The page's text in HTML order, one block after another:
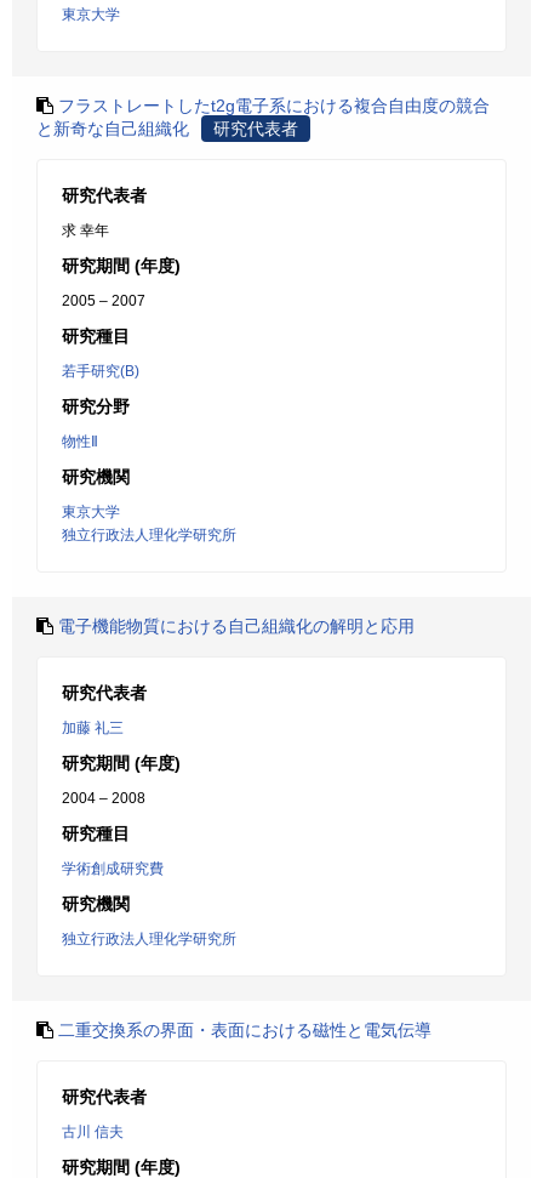
東京大学
フラストレートしたt2g電子系における複合自由度の競合
と新奇な自己組織化
研究代表者
研究代表者
求 幸年
研究期間 (年度)
2005 – 2007
研究種目
若手研究(B)
研究分野
物性Ⅱ
研究機関
東京大学
独立行政法人理化学研究所
電子機能物質における自己組織化の解明と応用
研究代表者
加藤 礼三
研究期間 (年度)
2004 – 2008
研究種目
学術創成研究費
研究機関
独立行政法人理化学研究所
二重交換系の界面・表面における磁性と電気伝導
研究代表者
古川 信夫
研究期間 (年度)